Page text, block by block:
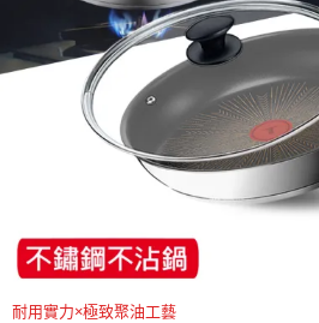
耐用實力×極致聚油工藝